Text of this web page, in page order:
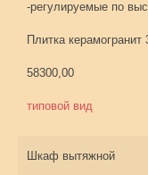
-регулируемые по
Плитка керамогранит
58300,00
типовой вид
Шкаф вытяжной